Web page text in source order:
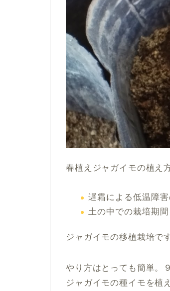
春植えジャガイモの植え
遅霜による低温障
土の中での栽培期
ジャガイモの移植栽培です
やり方はとっても簡単。
ジャガイモの種イモを植